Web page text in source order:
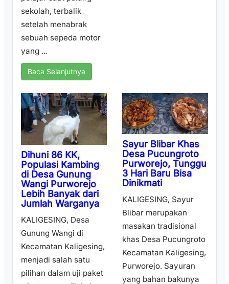
sekolah, terbalik
setelah menabrak
sebuah sepeda motor
yang ...
Baca Selanjutnya
Dihuni 86 KK,
Populasi Kambing
di Desa Gunung
Wangi Purworejo
Lebih Banyak dari
Jumlah Warganya
KALIGESING, Desa
Gunung Wangi di
Kecamatan Kaligesing,
menjadi salah satu
pilihan dalam uji paket
Sayur Blibar Khas
Desa Pucungroto
Purworejo, Tunggu
3 Hari Baru Bisa
Dinikmati
KALIGESING, Sayur
Blibar merupakan
masakan tradisional
khas Desa Pucungroto
Kecamatan Kaligesing,
Purworejo. Sayuran
yang bahan bakunya